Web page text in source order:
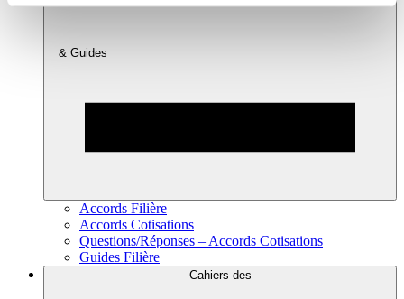
& Guides
Accords Filière
Accords Cotisations
Questions/Réponses – Accords Cotisations
Guides Filière
Cahiers des